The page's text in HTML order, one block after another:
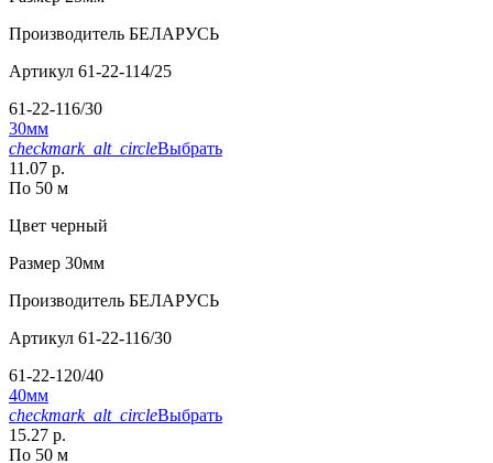
Производитель БЕЛАРУСЬ
Артикул 61-22-114/25
61-22-116/30
30мм
checkmark_alt_circleВыбрать
11.07 р.
По 50 м
Цвет черный
Размер 30мм
Производитель БЕЛАРУСЬ
Артикул 61-22-116/30
61-22-120/40
40мм
checkmark_alt_circleВыбрать
15.27 р.
По 50 м